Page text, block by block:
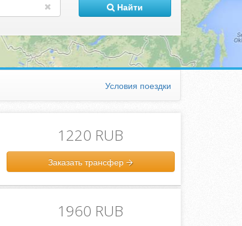
Найти
Условия поездки
1220 RUB
Заказать трансфер
1960 RUB